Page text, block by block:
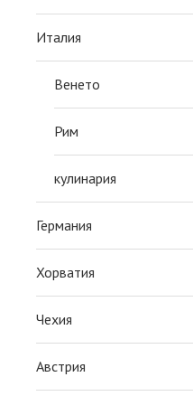
Италия
Венето
Рим
кулинария
Германия
Хорватия
Чехия
Австрия